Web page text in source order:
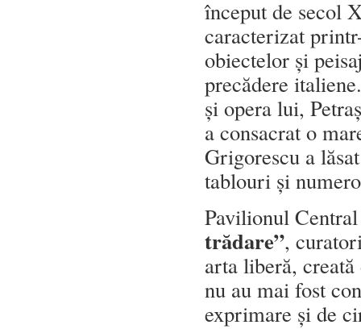
început de secol
caracterizat
obiectelor și
precădere
și opera lui,
a consacrat o
Grigorescu a
tablouri și
Pavilionul
trădare”,
arta liberă,
nu au mai fost
exprimare și de